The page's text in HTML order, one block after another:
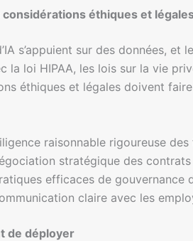
éthiques et
s’appuient sur des données,
la loi HIPAA, les lois sur la vie
éthiques et légales doivent
raisonnable rigoureuse des
stratégique des contrats
efficaces de gouvernance
claire avec les
de déployer